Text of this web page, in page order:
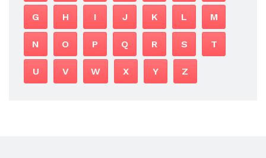
G H I J K L M
N O P Q R S T
U V W X Y Z